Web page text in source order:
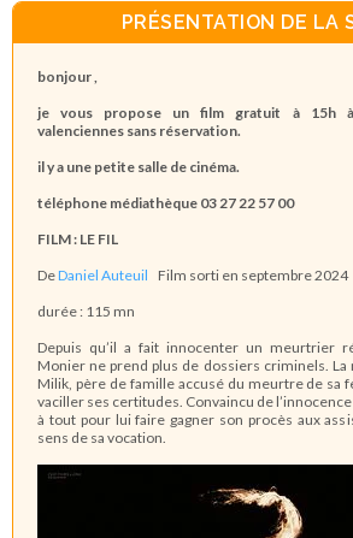
PRÉSENTATION DE LA
bonjour ,
je vous propose un film gratuit à 15h
valenciennes sans réservation.
il y a une petite salle de cinéma.
téléphone médiathèque 03 27 22 57 00
FILM : LE FIL
DeDaniel Auteuil Film sorti en septembre 2024
durée : 115 mn
Depuis qu’il a fait innocenter un meurtrier
Monier ne prend plus de dossiers criminels. La
Milik, père de famille accusé du meurtre de sa
vaciller ses certitudes. Convaincu de
à tout pour lui faire gagner son procès aux
sens de sa vocation.